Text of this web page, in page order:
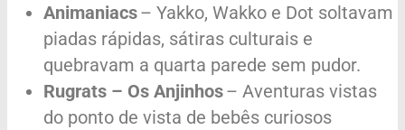
Animaniacs– Yakko, Wakko e Dot soltavam
piadas rápidas, sátiras culturais e
quebravam a quarta parede sem pudor.
Rugrats – Os Anjinhos– Aventuras vistas
do ponto de vista de bebês curiosos